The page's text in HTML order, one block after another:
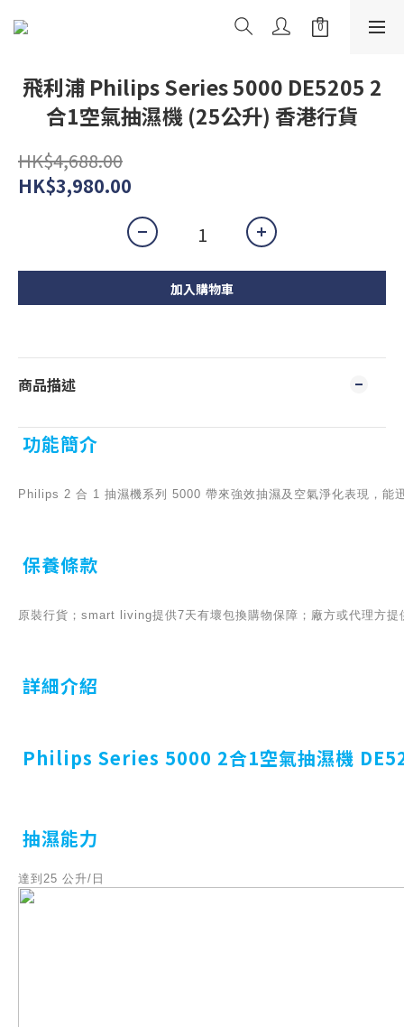
飛利浦 Philips Series 5000 DE5205 2
合1空氣抽濕機 (25公升) 香港行貨
HK$4,688.00
HK$3,980.00
加入購物車
商品描述
功能簡介
Philips 2 合 1 抽濕機系列 5000 帶來強效抽濕及空氣淨化表現，能
保養條款
原裝行貨；smart living提供7天有壞包換購物保障；廠方或代理方提
詳細介紹
Philips Series 5000 2合1空氣抽濕機
抽濕能力
達到25 公升/日